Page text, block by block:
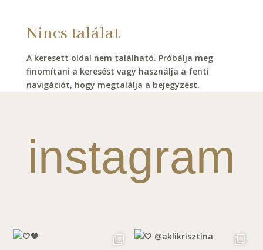
Nincs találat
A keresett oldal nem található. Próbálja meg
finomítani a keresést vagy használja a fenti
navigációt, hogy megtalálja a bejegyzést.
instagram